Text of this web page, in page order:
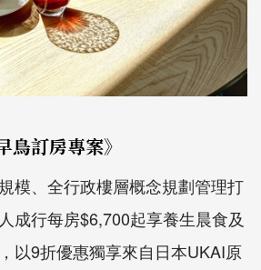
鳥訂房專案》
模、全行政樓層概念規劃管理打
成行每房$6,700起享養生晨食及
以9折優惠獨享來自日本UKAI原